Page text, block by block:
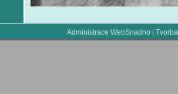
Administrace WebSnadno |